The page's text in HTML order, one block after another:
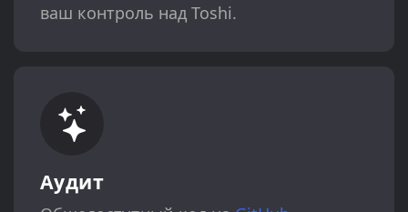
ваш контроль над Toshi.
Аудит